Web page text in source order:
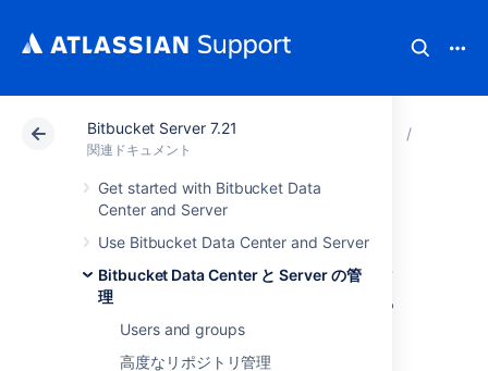
Bitbucket Server 7.21
関連ドキュメント
Get started with Bitbucket Data
Center and Server
Use Bitbucket Data Center and Server
Bitbucket Data Center と Server の管
理
Users and groups
高度なリポジトリ管理
アトラシアン サポート
プロジェクトとリ
ポジトリのエクス
ポートとインポー